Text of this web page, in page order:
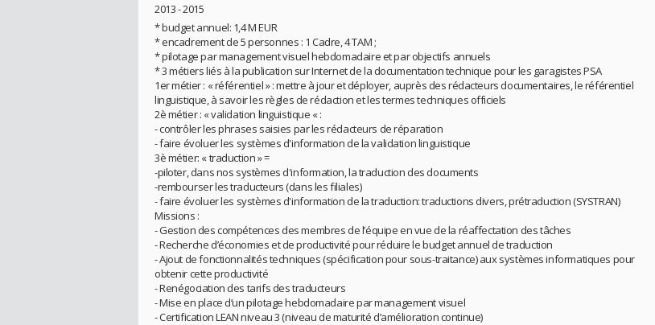
2013 - 2015
* budget annuel: 1,4 M EUR
* encadrement de 5 personnes : 1 Cadre, 4 TAM ;
* pilotage par management visuel hebdomadaire et par objectifs annuels
* 3 métiers liés à la publication sur Internet de la documentation technique pour les garagistes PSA
1er métier : « référentiel » : mettre à jour et déployer, auprès des rédacteurs documentaires, le référentiel
linguistique, à savoir les règles de rédaction et les termes techniques officiels
2è métier : « validation linguistique « :
- contrôler les phrases saisies par les rédacteurs de réparation
- faire évoluer les systèmes d'information de la validation linguistique
3è métier: « traduction » =
-piloter, dans nos systèmes d'information, la traduction des documents
-rembourser les traducteurs (dans les filiales)
- faire évoluer les systèmes d'information de la traduction: traductions divers, prétraduction (SYSTRAN)
Missions :
- Gestion des compétences des membres de l’équipe en vue de la réaffectation des tâches
- Recherche d’économies et de productivité pour réduire le budget annuel de traduction
- Ajout de fonctionnalités techniques (spécification pour sous-traitance) aux systèmes informatiques pour
obtenir cette productivité
- Renégociation des tarifs des traducteurs
- Mise en place d’un pilotage hebdomadaire par management visuel
- Certification LEAN niveau 3 (niveau de maturité d’amélioration continue)